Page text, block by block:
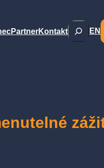
PartnerKontakt
Hledat
EN